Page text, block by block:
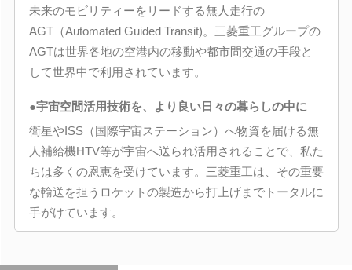
未来のモビリティーをリードする無人走行の
AGT（Automated Guided Transit)。三菱重工グループの
AGTは世界各地の空港内の移動や都市間交通の手段と
して世界中で利用されています。
●宇宙空間活用技術を、より良い日々の暮らしの中に
衛星やISS（国際宇宙ステーション）へ物資を届ける無
人補給機HTV等が宇宙へ送られ活用されることで、私た
ちは多くの恩恵を受けています。三菱重工は、その重要
な輸送を担うロケットの製造から打上げまでトータルに
手がけています。